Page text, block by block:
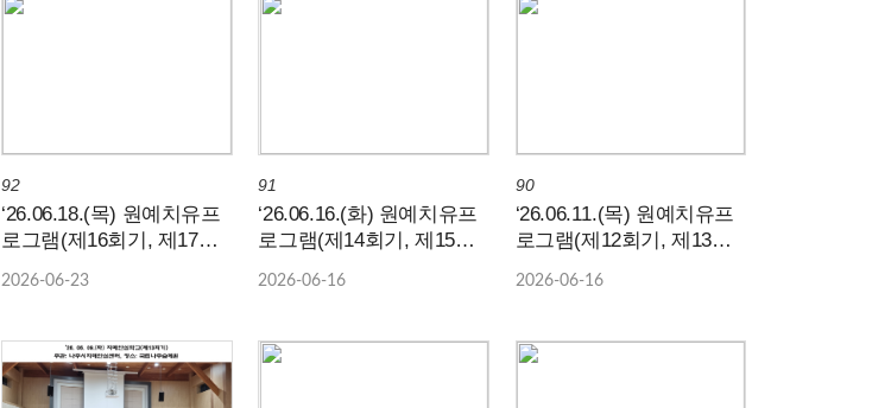
92
‘26.06.18.(목) 원예치유프
로그램(제16회기, 제17회
2026-06-23
91
‘26.06.16.(화) 원예치유프
로그램(제14회기, 제15회
2026-06-16
90
‘26.06.11.(목) 원예치유프
로그램(제12회기, 제13회
2026-06-16